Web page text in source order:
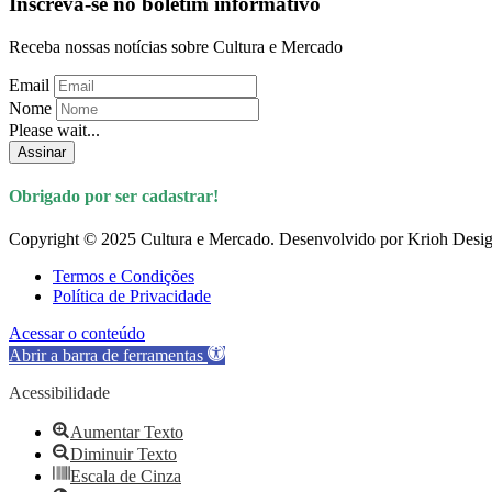
Receba nossas notícias sobre Cultura e Mercado
Email
Nome
Please wait...
Assinar
Obrigado por ser cadastrar!
Copyright © 2025 Cultura e Mercado. Desenvolvido por Krioh
Termos e Condições
Política de Privacidade
Acessar o conteúdo
Abrir a barra de ferramentas
Acessibilidade
Aumentar Texto
Diminuir Texto
Escala de Cinza